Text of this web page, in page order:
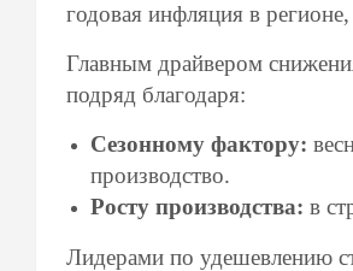
годовая инфляция в
Главным драйвером
подряд благодаря:
Сезонному фактору:
производство.
Росту производства: в
Лидерами по удешевлению